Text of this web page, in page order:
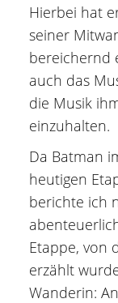
Hierbei hat
seiner
bereichernd
auch das
die Musik
einzuhalten.
Da Batman
heutigen
berichte ich
Etappe, von
erzählt
Wanderin: